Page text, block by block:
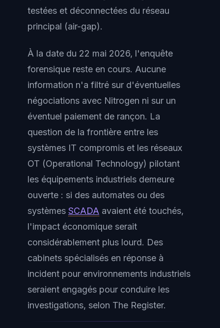
testées et déconnectées du réseau
principal (air-gap).
À la date du 22 mai 2026, l'enquête
forensique reste en cours. Aucune
information n'a filtré sur d'éventuelles
négociations avec Nitrogen ni sur un
éventuel paiement de rançon. La
question de la frontière entre les
systèmes IT compromis et les réseaux
OT (Operational Technology) pilotant
les équipements industriels demeure
ouverte : si des automates ou des
systèmes SCADA avaient été touchés,
l'impact économique serait
considérablement plus lourd. Des
cabinets spécialisés en réponse à
incident pour environnements industriels
seraient engagés pour conduire les
investigations, selon The Register.